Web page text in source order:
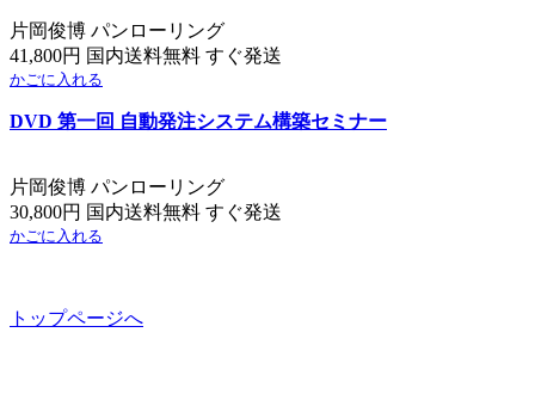
片岡俊博 パンローリング
41,800円 国内送料無料 すぐ発送
かごに入れる
DVD 第一回 自動発注システム構築セミナー
片岡俊博 パンローリング
30,800円 国内送料無料 すぐ発送
かごに入れる
トップページへ